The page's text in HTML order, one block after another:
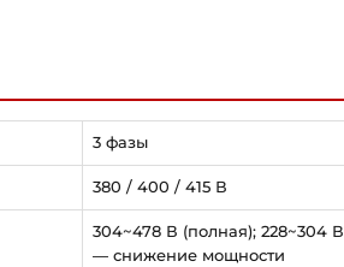
3 фазы
380 / 400 / 415 В
304~478 В (полная); 228~304 В
— снижение мощности